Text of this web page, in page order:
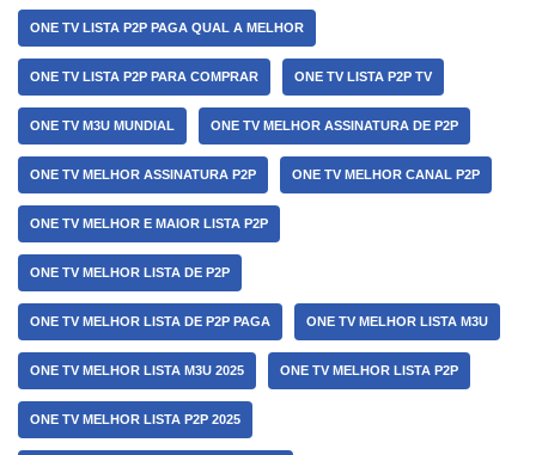
ONE TV LISTA P2P PAGA QUAL A MELHOR
ONE TV LISTA P2P PARA COMPRAR ONE TV LISTA P2P TV
ONE TV M3U MUNDIAL ONE TV MELHOR ASSINATURA DE P2P
ONE TV MELHOR ASSINATURA P2P ONE TV MELHOR CANAL P2P
ONE TV MELHOR E MAIOR LISTA P2P
ONE TV MELHOR LISTA DE P2P
ONE TV MELHOR LISTA DE P2P PAGA ONE TV MELHOR LISTA M3U
ONE TV MELHOR LISTA M3U 2025 ONE TV MELHOR LISTA P2P
ONE TV MELHOR LISTA P2P 2025